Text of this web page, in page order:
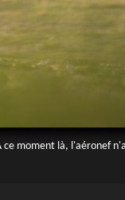
ce moment là, l'aéronef